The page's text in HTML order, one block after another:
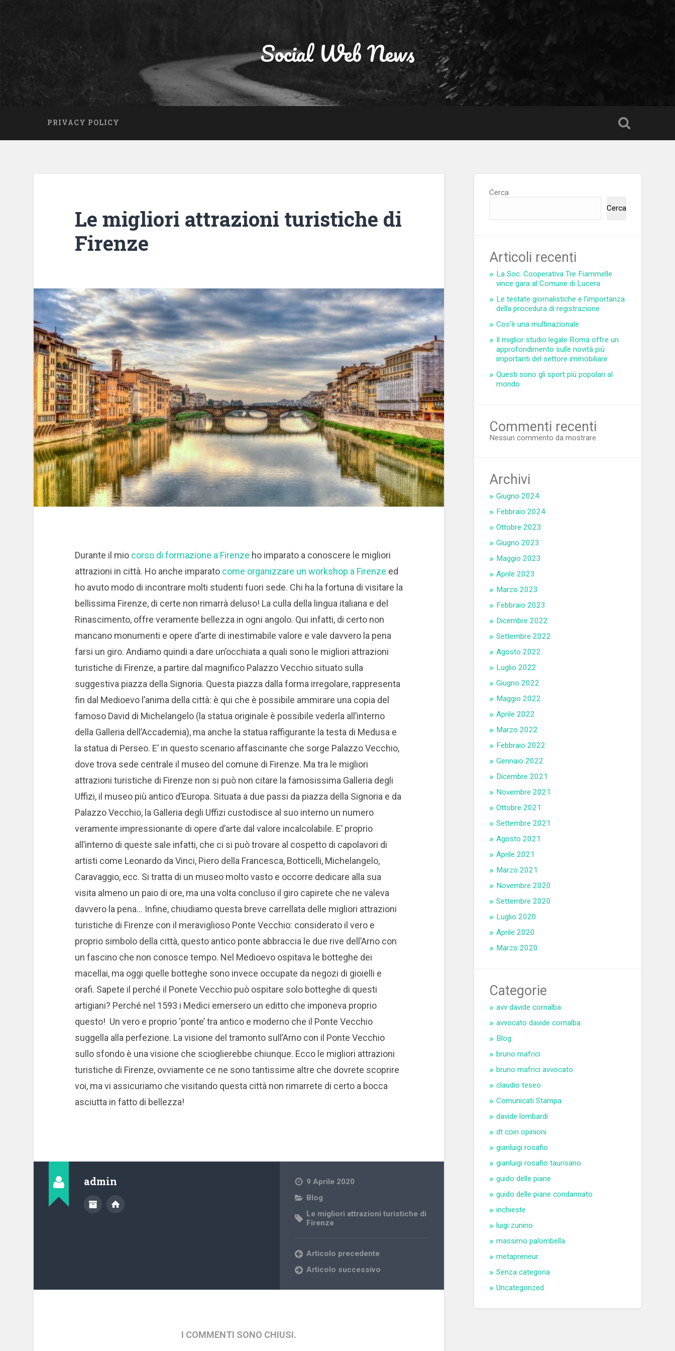
Social Web News
PRIVACY POLICY
Le migliori attrazioni turistiche di
Firenze
Durante il mio corso di formazione a Firenze ho imparato a conoscere le migliori
attrazioni in città. Ho anche imparato come organizzare un workshop a Firenze ed
ho avuto modo di incontrare molti studenti fuori sede. Chi ha la fortuna di visitare la
bellissima Firenze, di certe non rimarrà deluso! La culla della lingua italiana e del
Rinascimento, offre veramente bellezza in ogni angolo. Qui infatti, di certo non
mancano monumenti e opere d’arte di inestimabile valore e vale davvero la pena
farsi un giro. Andiamo quindi a dare un’occhiata a quali sono le migliori attrazioni
turistiche di Firenze, a partire dal magnifico Palazzo Vecchio situato sulla
suggestiva piazza della Signoria. Questa piazza dalla forma irregolare, rappresenta
fin dal Medioevo l’anima della città: è qui che è possibile ammirare una copia del
famoso David di Michelangelo (la statua originale è possibile vederla all’interno
della Galleria dell’Accademia), ma anche la statua raffigurante la testa di Medusa e
la statua di Perseo. E’ in questo scenario affascinante che sorge Palazzo Vecchio,
dove trova sede centrale il museo del comune di Firenze. Ma tra le migliori
attrazioni turistiche di Firenze non si può non citare la famosissima Galleria degli
Uffizi, il museo più antico d’Europa. Situata a due passi da piazza della Signoria e da
Palazzo Vecchio, la Galleria degli Uffizi custodisce al suo interno un numero
veramente impressionante di opere d’arte dal valore incalcolabile. E’ proprio
all’interno di queste sale infatti, che ci si può trovare al cospetto di capolavori di
artisti come Leonardo da Vinci, Piero della Francesca, Botticelli, Michelangelo,
Caravaggio, ecc. Si tratta di un museo molto vasto e occorre dedicare alla sua
visita almeno un paio di ore, ma una volta concluso il giro capirete che ne valeva
davvero la pena… Infine, chiudiamo questa breve carrellata delle migliori attrazioni
turistiche di Firenze con il meraviglioso Ponte Vecchio: considerato il vero e
proprio simbolo della città, questo antico ponte abbraccia le due rive dell’Arno con
un fascino che non conosce tempo. Nel Medioevo ospitava le botteghe dei
macellai, ma oggi quelle botteghe sono invece occupate da negozi di gioielli e
orafi. Sapete il perché il Ponete Vecchio può ospitare solo botteghe di questi
artigiani? Perché nel 1593 i Medici emersero un editto che imponeva proprio
questo! Un vero e proprio ‘ponte’ tra antico e moderno che il Ponte Vecchio
suggella alla perfezione. La visione del tramonto sull’Arno con il Ponte Vecchio
sullo sfondo è una visione che scioglierebbe chiunque. Ecco le migliori attrazioni
turistiche di Firenze, ovviamente ce ne sono tantissime altre che dovrete scoprire
voi, ma vi assicuriamo che visitando questa città non rimarrete di certo a bocca
asciutta in fatto di bellezza!
admin
9 Aprile 2020
Blog
Le migliori attrazioni turistiche di
Firenze
Articolo precedente
Articolo successivo
I COMMENTI SONO CHIUSI.
Cerca
Cerca
Articoli recenti
La Soc. Cooperativa Tre Fiammelle
vince gara al Comune di Lucera
Le testate giornalistiche e l’importanza
della procedura di registrazione
Cos’è una multinazionale
Il miglior studio legale Roma offre un
approfondimento sulle novità più
importanti del settore immobiliare
Questi sono gli sport più popolari al
mondo
Commenti recenti
Nessun commento da mostrare.
Archivi
Giugno 2024
Febbraio 2024
Ottobre 2023
Giugno 2023
Maggio 2023
Aprile 2023
Marzo 2023
Febbraio 2023
Dicembre 2022
Settembre 2022
Agosto 2022
Luglio 2022
Giugno 2022
Maggio 2022
Aprile 2022
Marzo 2022
Febbraio 2022
Gennaio 2022
Dicembre 2021
Novembre 2021
Ottobre 2021
Settembre 2021
Agosto 2021
Aprile 2021
Marzo 2021
Novembre 2020
Settembre 2020
Luglio 2020
Aprile 2020
Marzo 2020
Categorie
avv davide cornalba
avvocato davide cornalba
Blog
bruno mafrici
bruno mafrici avvocato
claudio teseo
Comunicati Stampa
davide lombardi
dt coin opinioni
gianluigi rosafio
gianluigi rosafio taurisano
guido delle piane
guido delle piane condannato
inchieste
luigi zunino
massimo palombella
metapreneur
Senza categoria
Uncategorized